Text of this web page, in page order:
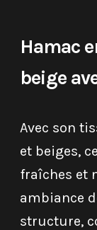
Hamac
beige
Avec son
et beiges,
fraîches et
ambiance
structure,